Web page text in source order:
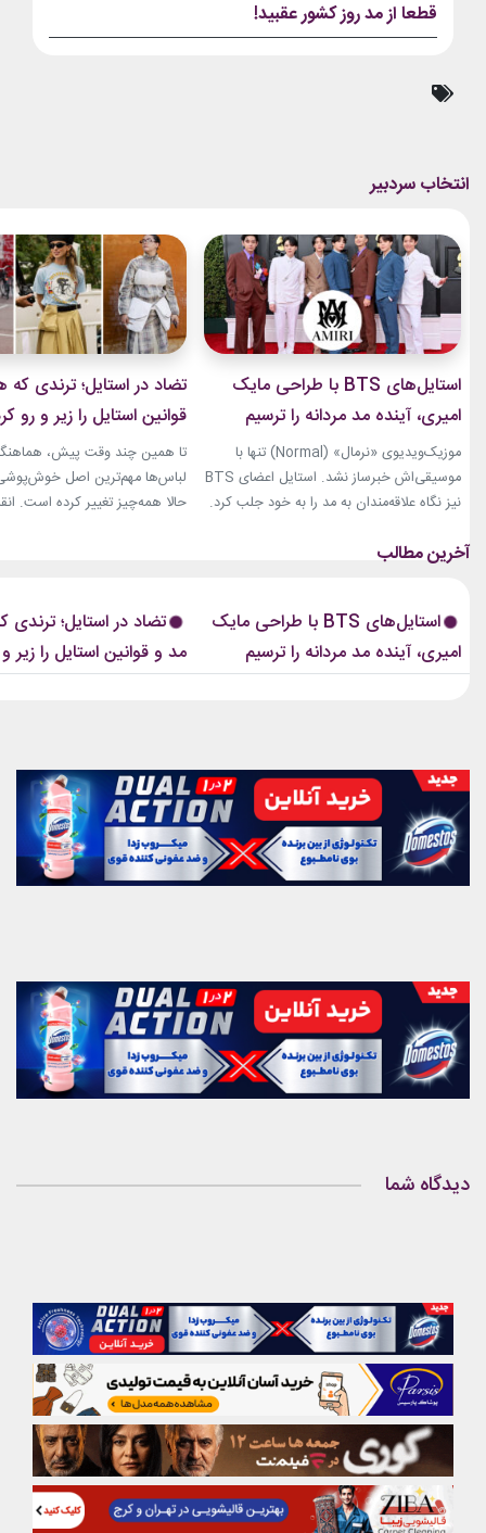
قطعا از مد روز کشور عقبید!
استایل‌های BTS با طراحی مایک
امیری، آینده مد مردانه را ترسیم
کردند
موزیک‌ویدیوی «نرمال» (Normal) تنها با
موسیقی‌اش خبرساز نشد. استایل اعضای BTS
نیز نگاه علاقه‌مندان به مد را به خود جلب کرد.
(Amiri)، متعلق به طراح آمریکاییِ ایرانی‌تبار،
است که در تمام این اوت‌فیت‌ها دیده...
تضاد در استایل؛ ترندی
قوانین استایل را زیر و رو
تا همین چند وقت پیش،
لباس‌ها مهم‌ترین اصل خوش‌پوشی
حالا همه‌چیز تغییر کرده است.
این رویکرد، قرار نیست فقط
استایل‌های BTS با طراحی مایک
امیری، آینده مد مردانه را ترسیم
کردند
تضاد در استایل؛ ترندی
مد و قوانین استایل را زیر
دیدگاه شما